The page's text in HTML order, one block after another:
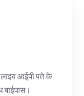
लाइव आईपी पते के
बाईपास।